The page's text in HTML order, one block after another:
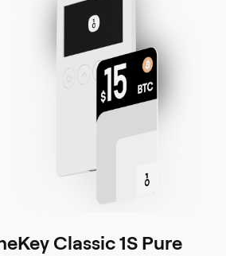
Classic 1S Pure